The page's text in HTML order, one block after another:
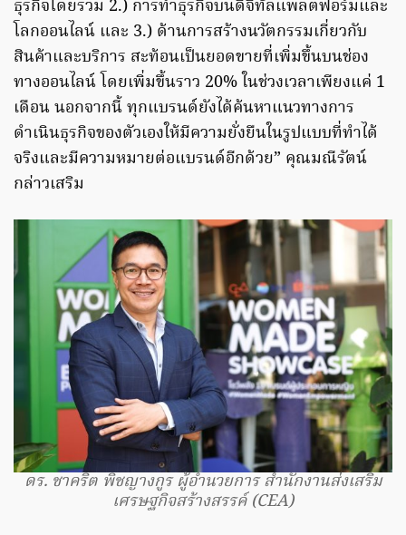
ธุรกิจโดยรวม 2.) การทำธุรกิจบนดิจิทัลแพลตฟอร์มและ
โลกออนไลน์ และ 3.) ด้านการสร้างนวัตกรรมเกี่ยวกับ
สินค้าและบริการ สะท้อนเป็นยอดขายที่เพิ่มขึ้นบนช่อง
ทางออนไลน์ โดยเพิ่มขึ้นราว 20% ในช่วงเวลาเพียงแค่ 1
เดือน นอกจากนี้ ทุกแบรนด์ยังได้ค้นหาแนวทางการ
ดำเนินธุรกิจของตัวเองให้มีความยั่งยืนในรูปแบบที่ทำได้
จริงและมีความหมายต่อแบรนด์อีกด้วย” คุณมณีรัตน์
กล่าวเสริม
ดร. ชาคริต พิชญางกูร ผู้อำนวยการ สำนักงานส่งเสริม
เศรษฐกิจสร้างสรรค์ (CEA)